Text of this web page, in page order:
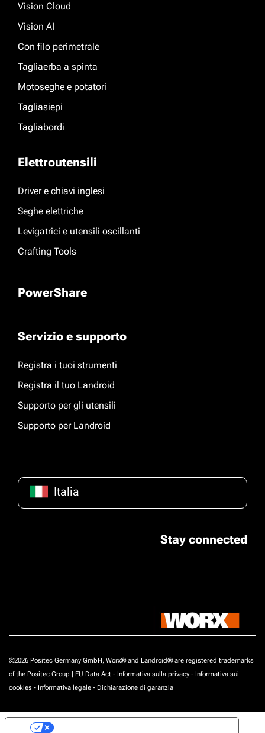
Vision Cloud
Vision AI
Con filo perimetrale
Tagliaerba a spinta
Motoseghe e potatori
Tagliasiepi
Tagliabordi
Elettroutensili
Driver e chiavi inglesi
Seghe elettriche
Levigatrici e utensili oscillanti
Crafting Tools
PowerShare
Servizio e supporto
Registra i tuoi strumenti
Registra il tuo Landroid
Supporto per gli utensili
Supporto per Landroid
Italia
Stay connected
©2026 Positec Germany GmbH, Worx® and Landroid® are registered trademarks
of the Positec Group | EU Data Act - Informativa sulla privacy - Informativa sui
cookies - Informativa legale - Dichiarazione di garanzia
Le tue preferenze relative alla privacy